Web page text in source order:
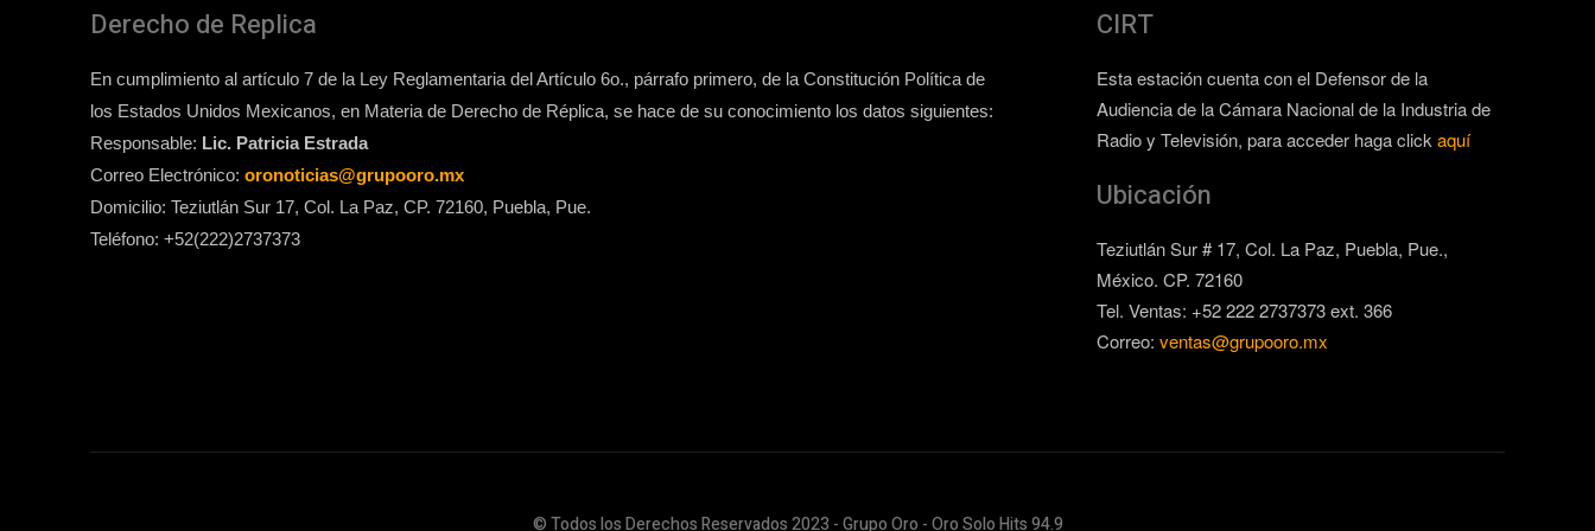
Derecho de Replica
En cumplimiento al artículo 7 de la Ley Reglamentaria del Artículo 6o., párrafo primero, de la Constitución Política de
los Estados Unidos Mexicanos, en Materia de Derecho de Réplica, se hace de su conocimiento los datos siguientes:
Responsable: Lic. Patricia Estrada
Correo Electrónico: oronoticias@grupooro.mx
Domicilio: Teziutlán Sur 17, Col. La Paz, CP. 72160, Puebla, Pue.
Teléfono: +52(222)2737373
CIRT
Esta estación cuenta con el Defensor de la
Audiencia de la Cámara Nacional de la Industria de
Radio y Televisión, para acceder haga clickaquí
Ubicación
Teziutlán Sur # 17, Col. La Paz, Puebla, Pue.,
México. CP. 72160
Tel. Ventas: +52 222 2737373 ext. 366
Correo: ventas@grupooro.mx
© Todos los Derechos Reservados 2023 - Grupo Oro - Oro Solo Hits 94.9